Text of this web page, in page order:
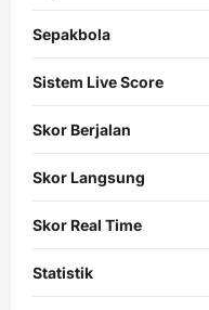
Sepakbola
Sistem Live Score
Skor Berjalan
Skor Langsung
Skor Real Time
Statistik